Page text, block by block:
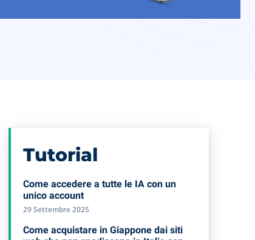
Tutorial
Come accedere a tutte le IA con un
unico account
29 Settembre 2025
Come acquistare in Giappone dai siti